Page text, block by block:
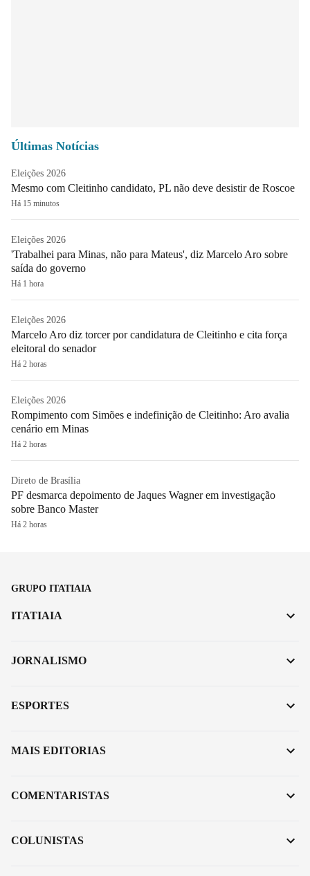
Últimas Notícias
Eleições 2026
Mesmo com Cleitinho candidato, PL não deve desistir de Roscoe
Há 15 minutos
Eleições 2026
'Trabalhei para Minas, não para Mateus', diz Marcelo Aro sobre
saída do governo
Há 1 hora
Eleições 2026
Marcelo Aro diz torcer por candidatura de Cleitinho e cita força
eleitoral do senador
Há 2 horas
Eleições 2026
Rompimento com Simões e indefinição de Cleitinho: Aro avalia
cenário em Minas
Há 2 horas
Direto de Brasília
PF desmarca depoimento de Jaques Wagner em investigação
sobre Banco Master
Há 2 horas
GRUPO ITATIAIA
ITATIAIA
JORNALISMO
ESPORTES
MAIS EDITORIAS
COMENTARISTAS
COLUNISTAS